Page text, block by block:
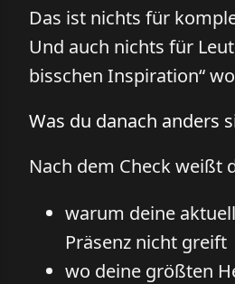
Das ist nichts für
Und auch nichts für
bisschen Inspiration“
Was du danach anders
Nach dem Check weißt
warum deine
Präsenz nicht greift
wo deine größten